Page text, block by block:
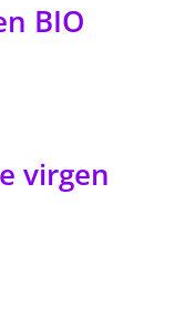
BIO
virgen